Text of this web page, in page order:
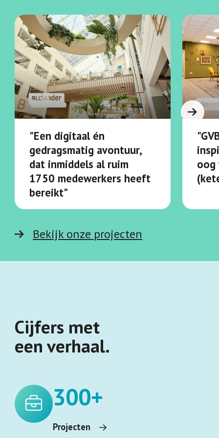
Bekijk onze projecten
"Een digitaal én
gedragsmatig avontuur,
dat inmiddels al ruim
1750 medewerkers heeft
bereikt"
oog
Cijfers met
een verhaal.
300+
Projecten